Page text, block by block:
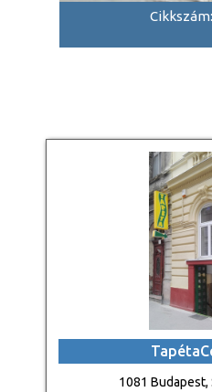
1081 Budapest,